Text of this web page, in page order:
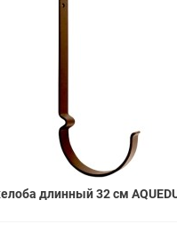
длинный 32 см